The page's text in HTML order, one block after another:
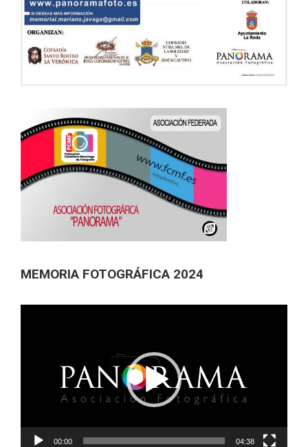
MEMORIA FOTOGRÁFICA 2024
00:00 04:38